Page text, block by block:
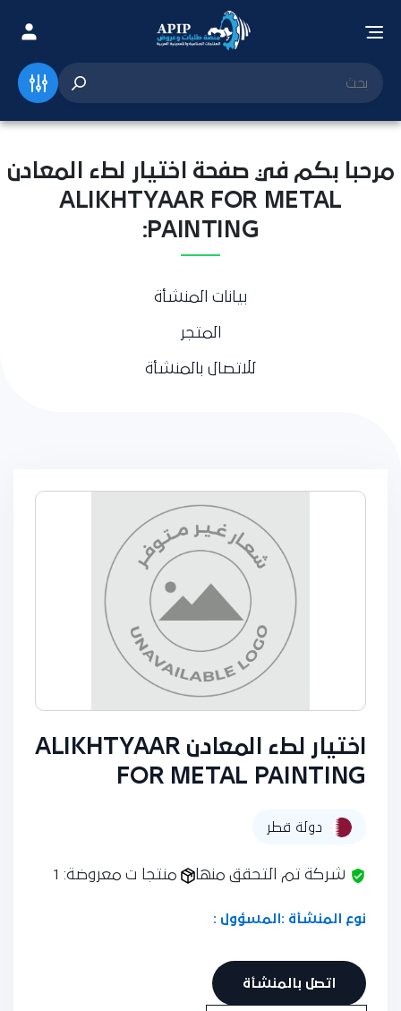
مرحبا بكم في صفحة اختيار لطء المعادن
ALIKHTYAAR FOR METAL
PAINTING:
بيانات المنشأة
المتجر
للاتصال بالمنشأة
اختيار لطء المعادن ALIKHTYAAR
FOR METAL PAINTING
دولة قطر
شركة تم التحقق منها منتجا ت معروضة: 1
نوع المنشأة : المسؤول :
اتصل بالمنشأة